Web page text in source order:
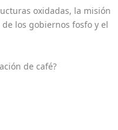
oxidadas, la misión
los gobiernos fosfo y el
de café?